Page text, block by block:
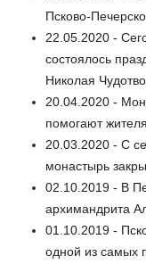
Псково-
22.05.2020 -
состоялось
Николая
20.04.2020 -
помогают
20.03.2020 - С
монастырь
02.10.2019 - В
архимандрита
01.10.2019 -
одной из самых